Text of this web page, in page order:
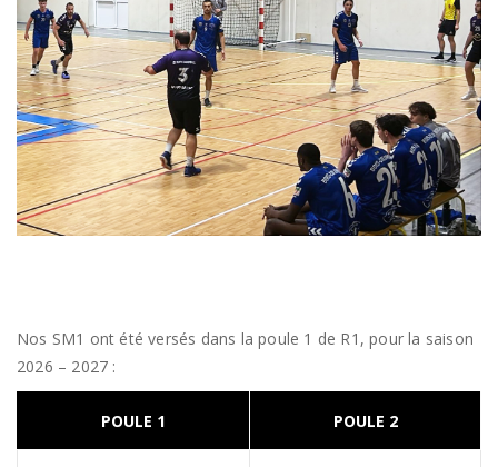
Nos SM1 ont été versés dans la poule 1 de R1, pour la saison
2026 – 2027 :
POULE 1 POULE 2